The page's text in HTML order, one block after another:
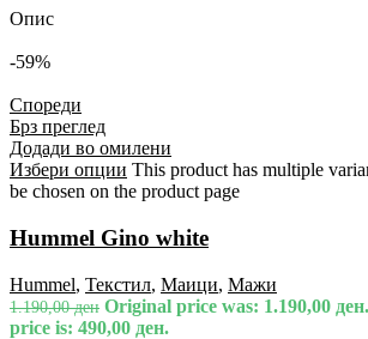
Опис
-59%
Спореди
Брз преглед
Додади во омилени
Избери опции This product has multiple
be chosen on the product page
Hummel Gino white
Hummel, Текстил, Маици, Мажи
1.190,00ден Original price was: 1.190,00 ден.
price is: 490,00 ден.